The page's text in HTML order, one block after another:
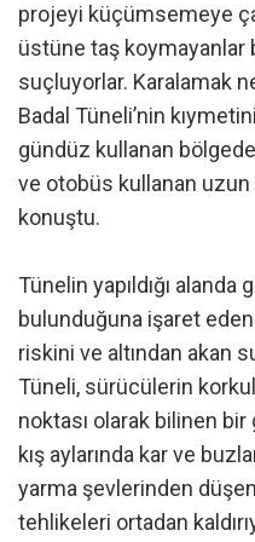
projeyi küçümsemeye
üstüne taş koymayanlar
suçluyorlar. Karalamak
Badal Tüneli’nin
gündüz kullanan
ve otobüs kullanan
konuştu.
Tünelin yapıldığı
bulunduğuna işaret
riskini ve altından akan
Tüneli, sürücülerin
noktası olarak bilinen
kış aylarında kar ve
yarma şevlerinden
tehlikeleri ortadan